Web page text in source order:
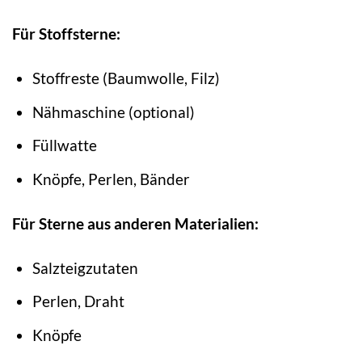
Für Stoffsterne:
Stoffreste (Baumwolle, Filz)
Nähmaschine (optional)
Füllwatte
Knöpfe, Perlen, Bänder
Für Sterne aus anderen Materialien:
Salzteigzutaten
Perlen, Draht
Knöpfe